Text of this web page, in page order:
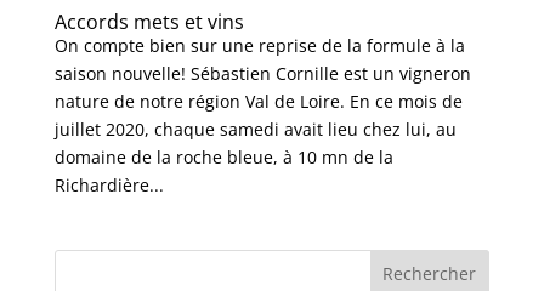
Accords mets et vins
On compte bien sur une reprise de la formule à la
saison nouvelle! Sébastien Cornille est un vigneron
nature de notre région Val de Loire. En ce mois de
juillet 2020, chaque samedi avait lieu chez lui, au
domaine de la roche bleue, à 10 mn de la
Richardière...